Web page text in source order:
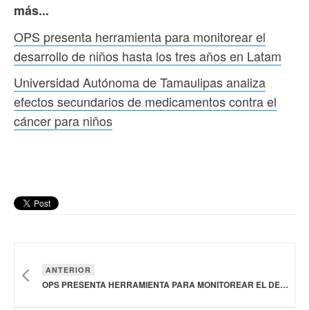
más...
OPS presenta herramienta para monitorear el
desarrollo de niños hasta los tres años en Latam
Universidad Autónoma de Tamaulipas analiza
efectos secundarios de medicamentos contra el
cáncer para niños
ANTERIOR
OPS PRESENTA HERRAMIENTA PARA MONITOREAR EL DESARROLLO DE NIÑOS HASTA LOS TRES AÑOS EN LATAM